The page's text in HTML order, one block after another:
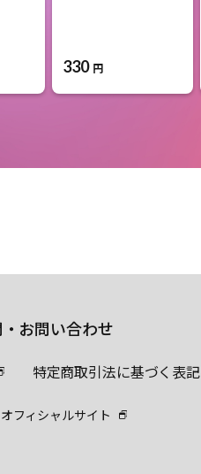
330 円
お問い合わせ
特定商取引法に基づく表記
フィシャルサイト